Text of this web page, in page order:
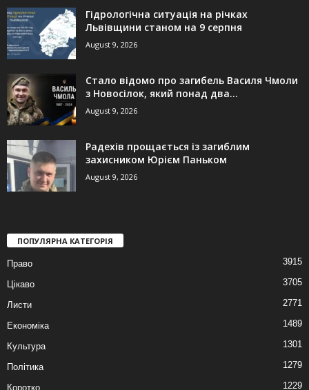
Гідрологічна ситуація на річках
Львівщини станом на 9 серпня
August 9, 2026
Стало відомо про загибель Василя Чмоли
з Новосілок, який понад два...
August 9, 2026
Радехів прощається із загиблим
захисником Юрієм Паньком
August 9, 2026
ПОПУЛЯРНА КАТЕГОРІЯ
Право 3915
Цікаво 3705
Листи 2771
Економіка 1489
Культура 1301
Політика 1279
Коротко 1229